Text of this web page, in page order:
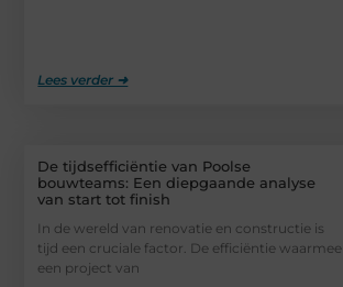
Lees verder ➜
De tijdsefficiëntie van Poolse
bouwteams: Een diepgaande analyse
van start tot finish
In de wereld van renovatie en constructie is
tijd een cruciale factor. De efficiëntie waarmee
een project van